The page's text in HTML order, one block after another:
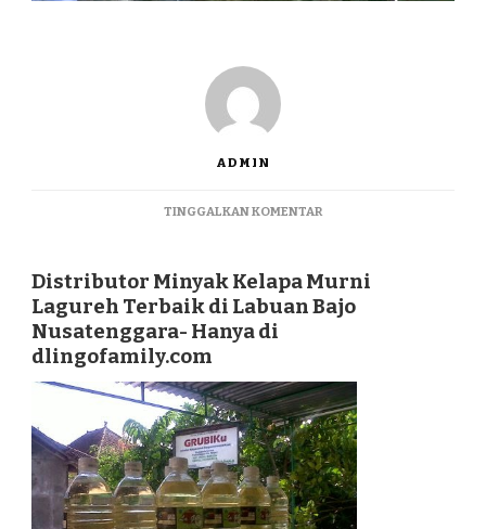
ADMIN
TINGGALKAN KOMENTARPADA
KELAPA
MURNI
LAGUREH
NUSATENGGARA
Distributor Minyak Kelapa Murni
Lagureh Terbaik di Labuan Bajo
Nusatenggara- Hanya di
dlingofamily.com